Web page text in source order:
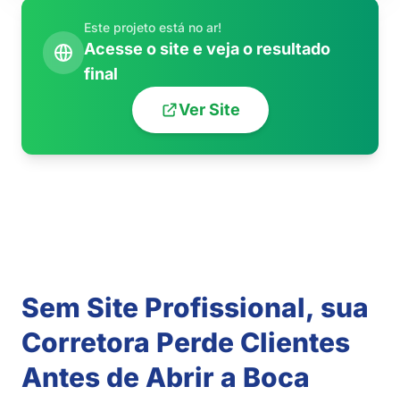
Este projeto está no ar!
Acesse o site e veja o resultado
final
Ver Site
Sem Site Profissional, sua
Corretora Perde Clientes
Antes de Abrir a Boca